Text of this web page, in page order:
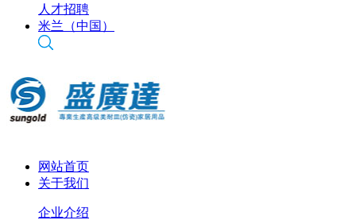
人才招聘
米兰（中国）
网站首页
关于我们
企业介绍